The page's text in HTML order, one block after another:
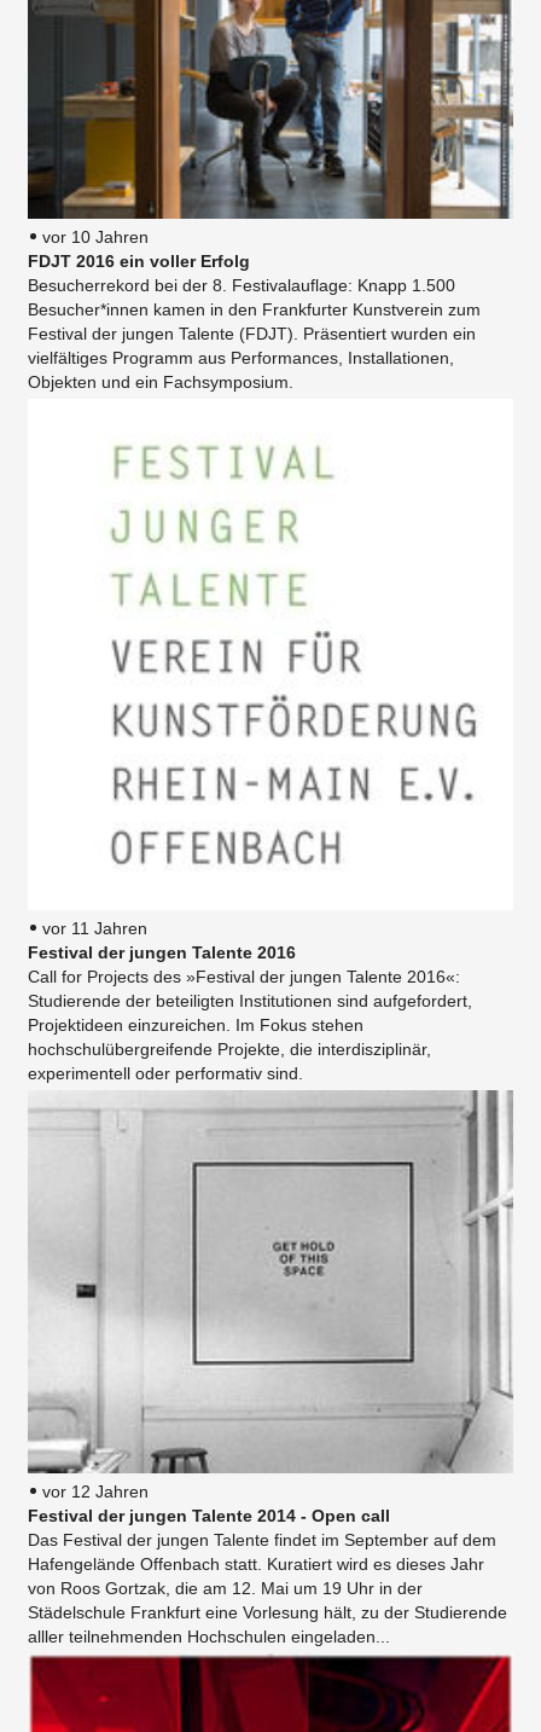
vor 10 Jahren
FDJT 2016 ein voller Erfolg
Besucherrekord bei der 8. Festivalauflage: Knapp 1.500
Besucher*innen kamen in den Frankfurter Kunstverein zum
Festival der jungen Talente (FDJT). Präsentiert wurden ein
vielfältiges Programm aus Performances, Installationen,
Objekten und ein Fachsymposium.
vor 11 Jahren
Festival der jungen Talente 2016
Call for Projects des »Festival der jungen Talente 2016«:
Studierende der beteiligten Institutionen sind aufgefordert,
Projektideen einzureichen. Im Fokus stehen
hochschulübergreifende Projekte, die interdisziplinär,
experimentell oder performativ sind.
vor 12 Jahren
Festival der jungen Talente 2014 - Open call
Das Festival der jungen Talente findet im September auf dem
Hafengelände Offenbach statt. Kuratiert wird es dieses Jahr
von Roos Gortzak, die am 12. Mai um 19 Uhr in der
Städelschule Frankfurt eine Vorlesung hält, zu der Studierende
alller teilnehmenden Hochschulen eingeladen...